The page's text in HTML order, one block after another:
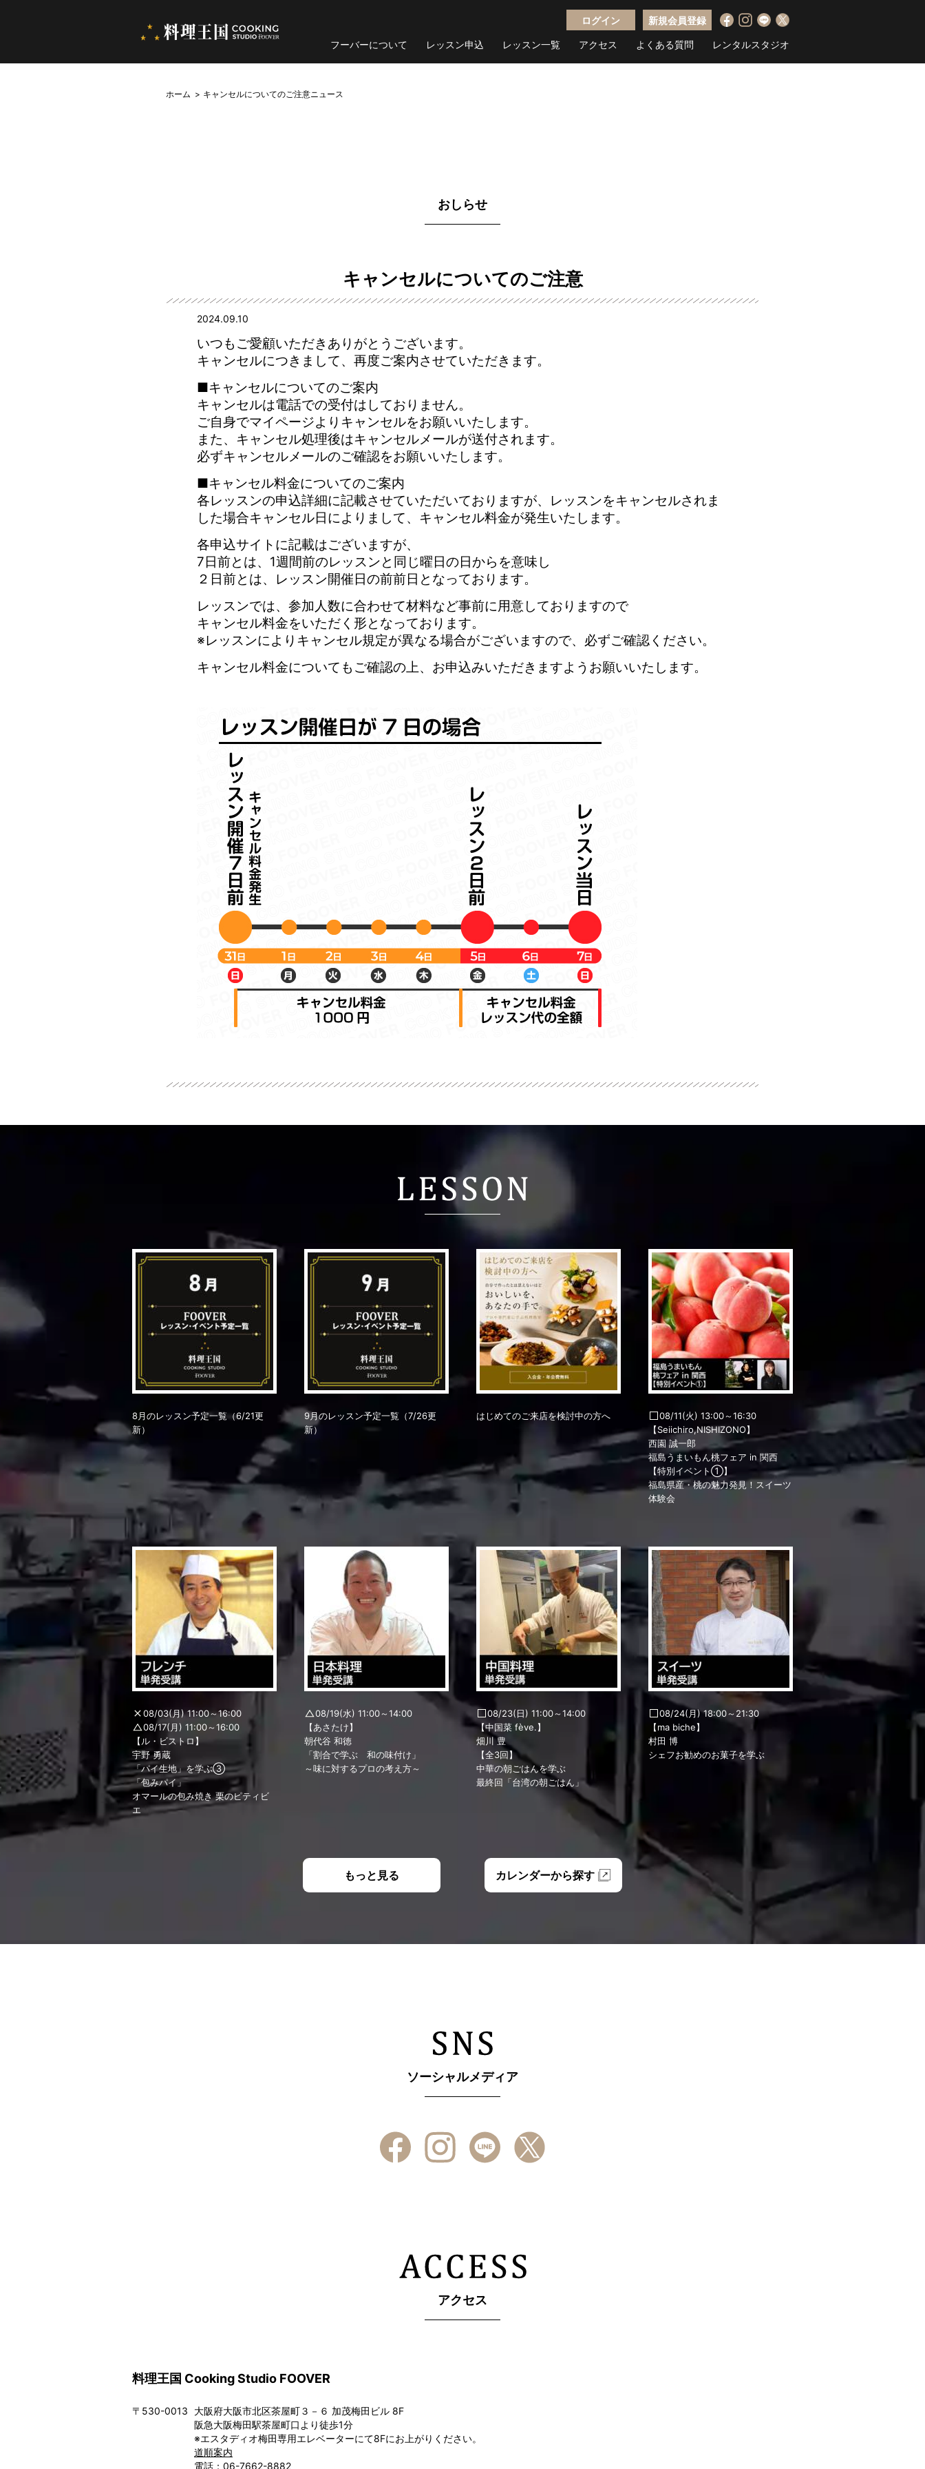
ログイン 新規会員登録
フーバーについて レッスン申込 レッスン一覧 アクセス よくある質問 レンタルスタジオ
ホーム ニュース
キャンセルについてのご注意
おしらせ
キャンセルについてのご注意
2024.09.10
いつもご愛顧いただきありがとうございます。
キャンセルにつきまして、再度ご案内させていただきます。
■キャンセルについてのご案内
キャンセルは電話での受付はしておりません。
ご自身でマイページよりキャンセルをお願いいたします。
また、キャンセル処理後はキャンセルメールが送付されます。
必ずキャンセルメールのご確認をお願いいたします。
■キャンセル料金についてのご案内
各レッスンの申込詳細に記載させていただいておりますが、レッスンをキャンセルされま
した場合キャンセル日によりまして、キャンセル料金が発生いたします。
各申込サイトに記載はございますが、
7日前とは、1週間前のレッスンと同じ曜日の日からを意味し
２日前とは、レッスン開催日の前前日となっております。
レッスンでは、参加人数に合わせて材料など事前に用意しておりますので
キャンセル料金をいただく形となっております。
※レッスンによりキャンセル規定が異なる場合がございますので、必ずご確認ください。
キャンセル料金についてもご確認の上、お申込みいただきますようお願いいたします。
8月のレッスン予定一覧（6/21更
新）
9月のレッスン予定一覧（7/26更
新）
はじめてのご来店を検討中の方へ
08/11(火) 13:00～16:30
【Seiichiro,NISHIZONO】
西園 誠一郎
福島うまいもん桃フェア in 関西
【特別イベント①】
福島県産・桃の魅力発見！スイーツ
体験会
08/03(月) 11:00～16:00
08/17(月) 11:00～16:00
【ル・ビストロ】
宇野 勇蔵
「パイ生地」を学ぶ③
「包みパイ」
オマールの包み焼き 栗のピティビ
エ
08/19(水) 11:00～14:00
【あさたけ】
朝代谷 和徳
「割合で学ぶ 和の味付け」
～味に対するプロの考え方～
08/23(日) 11:00～14:00
【中国菜 fève.】
畑川 豊
【全3回】
中華の朝ごはんを学ぶ
最終回「台湾の朝ごはん」
08/24(月) 18:00～21:30
【ma biche】
村田 博
シェフお勧めのお菓子を学ぶ
もっと見る カレンダーから探す
ソーシャルメディア
アクセス
料理王国 Cooking Studio FOOVER
〒530-0013
大阪府大阪市北区茶屋町３－６ 加茂梅田ビル 8F
阪急大阪梅田駅茶屋町口より徒歩1分
※エスタディオ梅田専用エレベーターにて8Fにお上がりください。
道順案内
電話：06-7662-8882